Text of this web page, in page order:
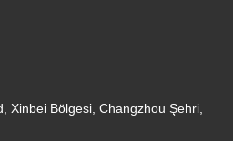
Xinbei Bölgesi, Changzhou Şehri,